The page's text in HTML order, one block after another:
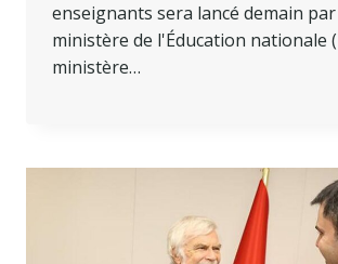
enseignants sera lancé demain
ministère de l'Éducation nationale
ministère…